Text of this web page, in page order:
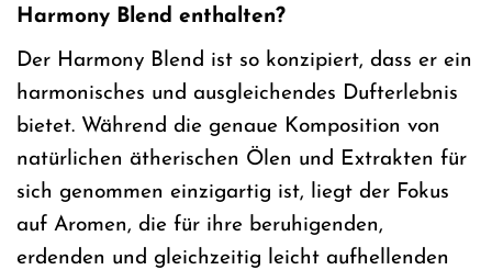
Harmony Blend enthalten?
Der Harmony Blend ist so konzipiert, dass er ein
harmonisches und ausgleichendes Dufterlebnis
bietet. Während die genaue Komposition von
natürlichen ätherischen Ölen und Extrakten für
sich genommen einzigartig ist, liegt der Fokus
auf Aromen, die für ihre beruhigenden,
erdenden und gleichzeitig leicht aufhellenden